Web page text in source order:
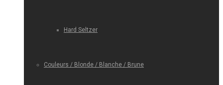
Hard Seltzer
Couleurs / Blonde / Blanche / Brune